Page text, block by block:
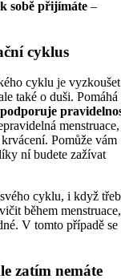
sobě přijímáte –
cyklus
cyklu je vyzkoušet
také o duši. Pomáhá
menstruace,
Pomůže vám
ní budete zažívat
cyklu, i když
během menstruace,
V tomto případě se
zatím nemáte